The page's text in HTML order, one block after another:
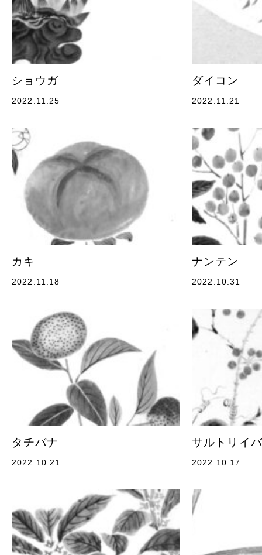
ショウガ
2022.11.25
ダイコン
2022.11.21
カキ
2022.11.18
ナンテン
2022.10.31
タチバナ
2022.10.21
サルトリイ
2022.10.17